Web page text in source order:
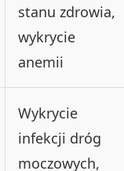
stanu zdrowia,
wykrycie
anemii
Wykrycie
infekcji dróg
moczowych,